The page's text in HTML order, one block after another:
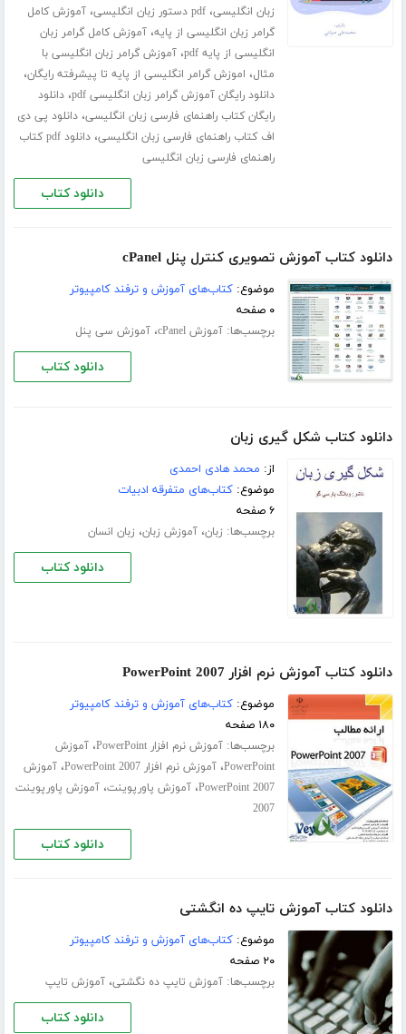
زبان انگلیسی،pdf دستور زبان انگلیسی ،آموزش کامل
گرامر زبان انگلیسی از پایه،آموزش کامل گرامر زبان
انگلیسی از پایه pdf
،آموزش گرامر زبان انگلیسی با
مثال، اموزش گرامر انگلیسی از پایه تا پیشرفته رایگان،
دانلود رایگان آموزش گرامر زبان انگلیسی pdf ،دانلود
رایگان کتاب راهنمای فارسی زبان انگلیسی،دانلود پی دی
اف کتاب راهنمای فارسی زبان انگلیسی،
دانلود pdf کتاب
راهنمای فارسی زبان انگلیسی
دانلود کتاب
دانلود کتاب آموزش تصویری کنترل پنل cPanel
موضوع:کتاب‌های آموزش و ترفند کامپیوتر
۰ صفحه
برچسب‌ها:آموزش cPanel ،آموزش سی پنل
دانلود کتاب
دانلود کتاب شکل گیری زبان
از: محمد هادی احمدی
موضوع:کتاب‌های متفرقه ادبیات
۶ صفحه
برچسب‌ها: زبان،آموزش زبان، زبان انسان
دانلود کتاب
دانلود کتاب آموزش نرم افزار PowerPoint 2007
موضوع:کتاب‌های آموزش و ترفند کامپیوتر
۱۸۰ صفحه
برچسب‌ها:آموزش نرم افزار PowerPoint ،آموزش
PowerPoint،آموزش نرم افزار PowerPoint 2007 ،آموزش
PowerPoint 2007،آموزش پاورپوینت،آموزش پاورپوینت
2007
دانلود کتاب
دانلود کتاب آموزش تایپ ده انگشتی
موضوع:کتاب‌های آموزش و ترفند کامپیوتر
۲۰ صفحه
برچسب‌ها:آموزش تایپ ده‌ نگشتی،آموزش تایپ
دانلود کتاب